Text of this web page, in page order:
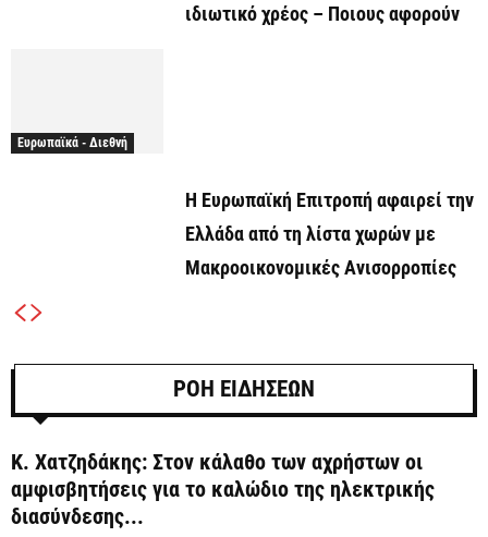
ιδιωτικό χρέος – Ποιους αφορούν
Ευρωπαϊκά - Διεθνή
H Ευρωπαϊκή Επιτροπή αφαιρεί την
Ελλάδα από τη λίστα χωρών με
Mακροοικονομικές Aνισορροπίες
ΡΟΗ ΕΙΔΗΣΕΩΝ
Κ. Χατζηδάκης: Στον κάλαθο των αχρήστων οι
αμφισβητήσεις για το καλώδιο της ηλεκτρικής
διασύνδεσης...